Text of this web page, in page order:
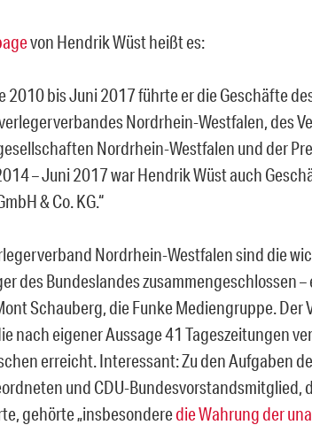
von Hendrik Wüst heißt es:
2010 bis Juni 2017 führte er die Geschäfte
Nordrhein-Westfalen, des
Nordrhein-Westfalen und der
– Juni 2017 war Hendrik Wüst auch
& Co. KG.“
Nordrhein-Westfalen sind die
des Bundeslandes zusammengeschlossen –
Schauberg, die Funke Mediengruppe.
nach eigener Aussage 41 Tageszeitungen
erreicht. Interessant: Zu den Aufgaben
und CDU-Bundesvorstandsmitglied,
gehörte „insbesonderedie Wahrung der